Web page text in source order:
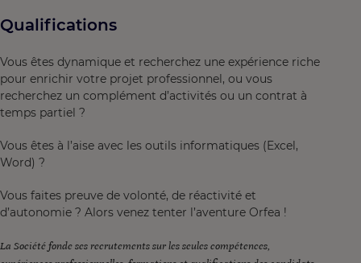
Qualifications
Vous êtes dynamique et recherchez une expérience riche
pour enrichir votre projet professionnel, ou vous
recherchez un complément d’activités ou un contrat à
temps partiel ?
Vous êtes à l’aise avec les outils informatiques (Excel,
Word) ?
Vous faites preuve de volonté, de réactivité et
d’autonomie ? Alors venez tenter l’aventure Orfea !
La Société fonde ses recrutements sur les seules compétences,